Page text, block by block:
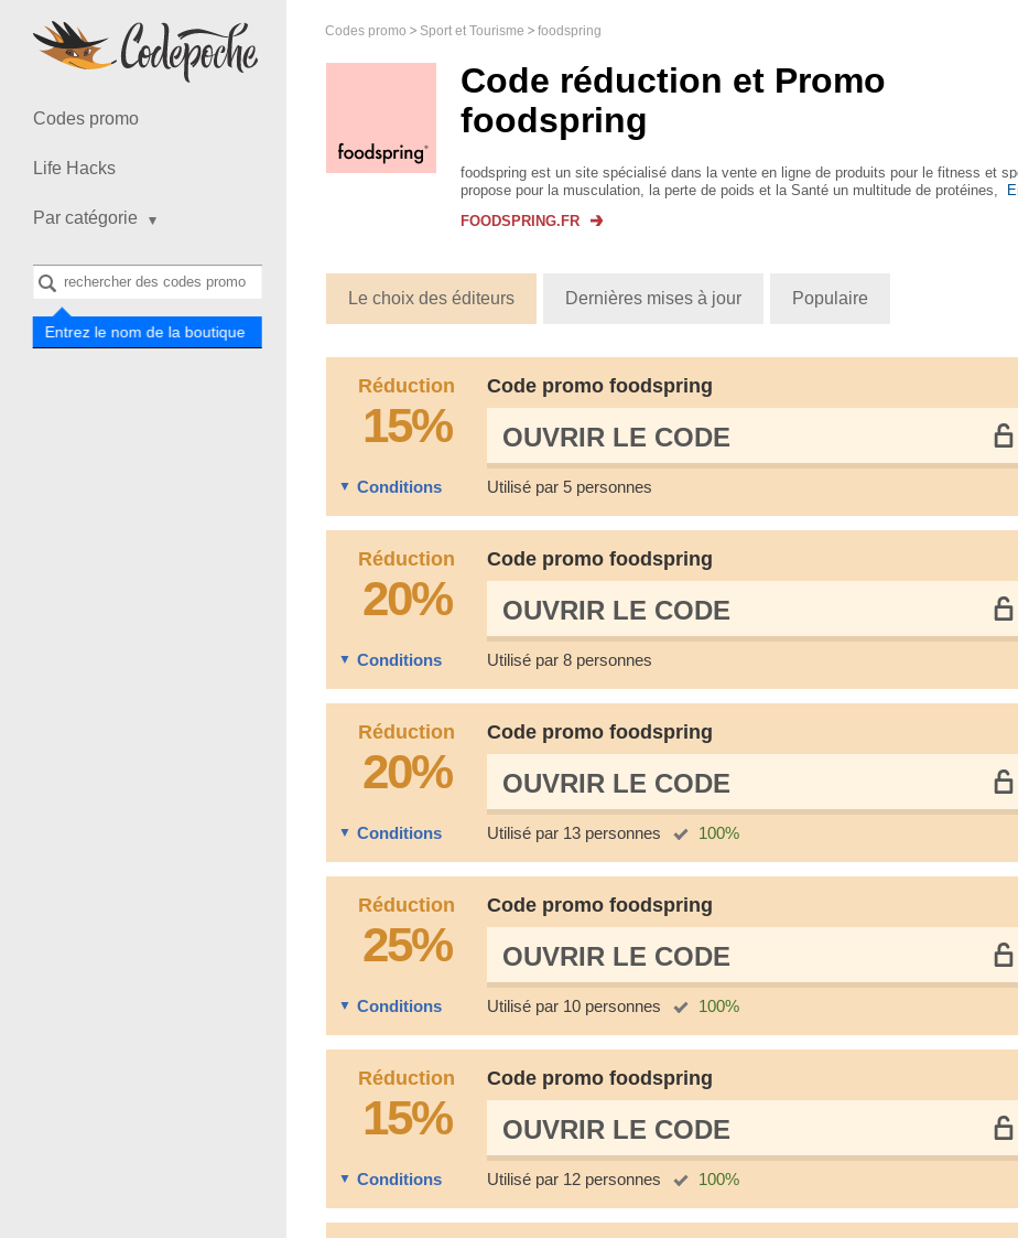
Codes promo
Life Hacks
Par catégorie
Entrez le nom de la boutique
Codes promo Sport et Tourisme foodspring
Code réduction et Promo
foodspring
foodspring est un site spécialisé dans la vente en ligne de produits pour le fitness et
propose pour la musculation, la perte de poids et la Santé un multitude de protéines,
FOODSPRING.FR
Le choix des éditeurs Dernières mises à jour Populaire
Réduction
15%
Code promo foodspring
OUVRIR LE СODE
Conditions Utilisé par 5 personnes
Réduction
20%
Code promo foodspring
OUVRIR LE СODE
Conditions Utilisé par 8 personnes
Réduction
20%
Code promo foodspring
OUVRIR LE СODE
Conditions Utilisé par 13 personnes 100%
Réduction
25%
Code promo foodspring
OUVRIR LE СODE
Conditions Utilisé par 10 personnes 100%
Réduction
15%
Code promo foodspring
OUVRIR LE СODE
Conditions Utilisé par 12 personnes 100%